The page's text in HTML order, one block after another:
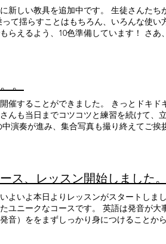
新しい教具を追加中です。 生徒さんた
て揺らすことはもちろん、いろんな使
らえるよう、10色準備しています！ さあ
。
きっとドキドキしながら会場に足を運んでくださったこと
んも当日までコツコツと練習を続けて、
ス、レッスン開始しました。
よいよ本日よりレッスンがスタートしま
ユニークなコースです。 英語は発音が
音）ををまずしっかり身につけることか